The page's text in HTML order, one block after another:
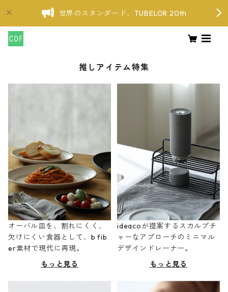
世界のスタンダード、TUBELOR 20th
推しアイテム特集
オーバル皿を、割れにくく、
欠けにくい食器として、b fib
er素材で現代に再現。
もっと見る
ideacoが提案するスカルプチ
ャーなアプローチのミニマル
デザインドレーナー。
もっと見る